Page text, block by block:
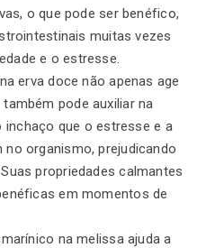
o que pode ser benéfico,
muitas vezes
e o estresse.
erva doce não apenas age
pode auxiliar na
inchaço que o estresse e a
no organismo, prejudicando
propriedades calmantes
em momentos de
na melissa ajuda a